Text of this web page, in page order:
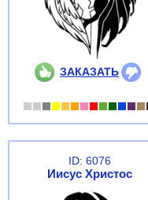
ЗАКАЗАТЬ
ID: 6076
Иисус Христос